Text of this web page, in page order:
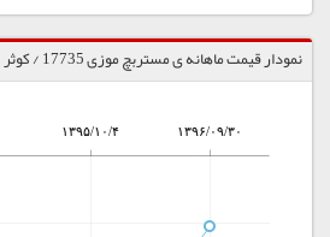
نمودار قیمت ماهانه ی مستربچ موزی 17735 / کوثر
۱۳۹۵/۱۰/۴ ۱۳۹۶/۰۹/۳۰